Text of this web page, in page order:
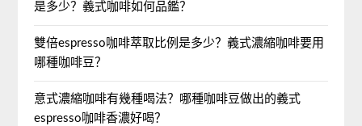
是多少？義式咖啡如何品鑑？
雙倍espresso咖啡萃取比例是多少？義式濃縮咖啡要用
哪種咖啡豆？
意式濃縮咖啡有幾種喝法？哪種咖啡豆做出的義式
espresso咖啡香濃好喝？